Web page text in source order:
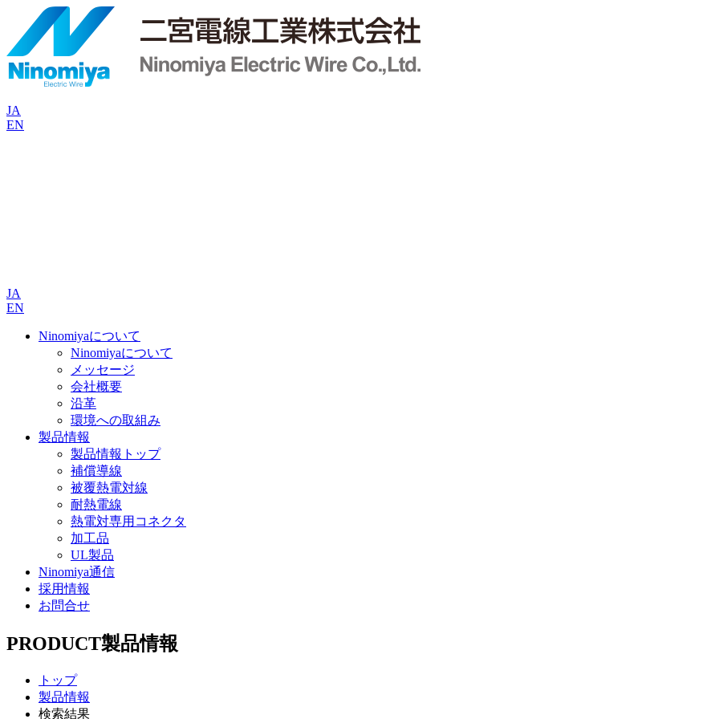
JA
EN
JA
EN
Ninomiyaについて
Ninomiyaについて
メッセージ
会社概要
沿革
環境への取組み
製品情報
製品情報トップ
補償導線
被覆熱電対線
耐熱電線
熱電対専用コネクタ
加工品
UL製品
Ninomiya通信
採用情報
お問合せ
PRODUCT製品情報
トップ
製品情報
検索結果